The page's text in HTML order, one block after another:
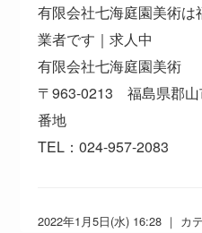
有限会社七海庭園美術
業者です｜求人中
有限会社七海庭園美術
〒963-0213 福島県郡山
番地
TEL：024-957-2083
2022年1月5日(水) 16:28 ｜ カ